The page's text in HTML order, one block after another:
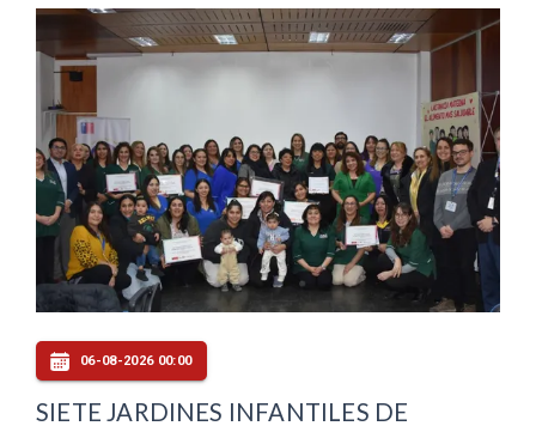
06-08-2026 00:00
SIETE JARDINES INFANTILES DE